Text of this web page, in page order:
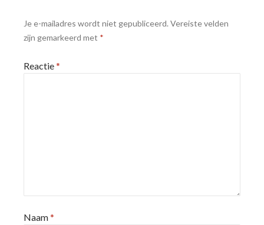
Je e-mailadres wordt niet gepubliceerd. Vereiste velden
zijn gemarkeerd met *
Reactie*
Naam*